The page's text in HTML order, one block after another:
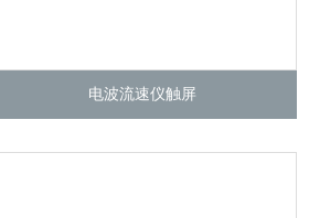
电波流速仪触屏